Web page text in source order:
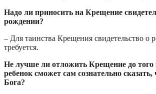
Надо ли приносить на Крещение
рождении?
– Для таинства Крещения свидетельство о
требуется.
Не лучше ли отложить Крещение до того
ребенок сможет сам сознательно сказать,
Бога?